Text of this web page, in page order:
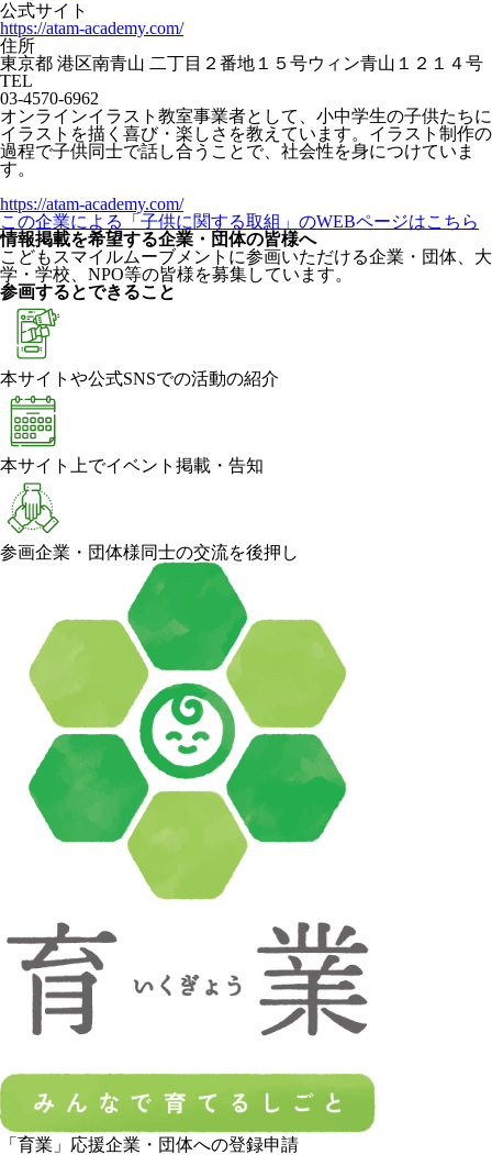
公式サイト
https://atam-academy.com/
住所
東京都 港区南青山 二丁目２番地１５号ウィン青山１２１４号
TEL
03-4570-6962
オンラインイラスト教室事業者として、小中学生の子供たちに
イラストを描く喜び・楽しさを教えています。イラスト制作の
過程で子供同士で話し合うことで、社会性を身につけていま
す。
https://atam-academy.com/
この企業による「子供に関する取組」のWEBページはこちら
情報掲載を希望する企業・団体の皆様へ
こどもスマイルムーブメントに参画いただける企業・団体、大
学・学校、NPO等の皆様を募集しています。
参画するとできること
本サイトや公式SNSでの活動の紹介
本サイト上でイベント掲載・告知
参画企業・団体様同士の交流を後押し
「育業」応援企業・団体への登録申請